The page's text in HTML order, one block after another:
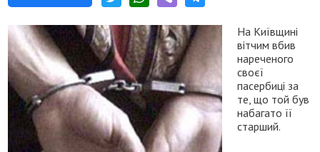
На Київщині
вітчим вбив
нареченого
своєї
пасербиці за
те, що той був
набагато її
старший.